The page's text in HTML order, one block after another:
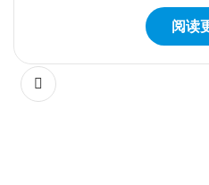
阅读